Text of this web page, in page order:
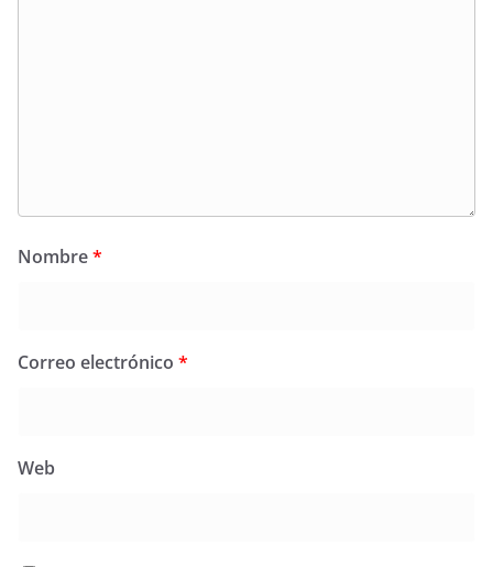
Nombre*
Correo electrónico *
Web